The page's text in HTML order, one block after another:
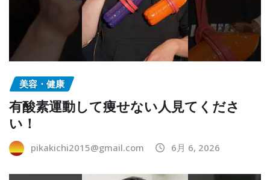
美容・健康
有酸素運動して痩せない人見てくださ
い！
pikakichi2015@gmail.com 6月 6, 2026